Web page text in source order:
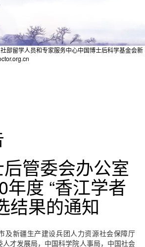
部留学人员和专家服务中心中国博士后科学基金会新
管委会办公室
年度 “香江学者
结果的通知
及新疆生产建设兵团人力资源社会保障厅
人才发展局，中国科学院人事局，中国社会